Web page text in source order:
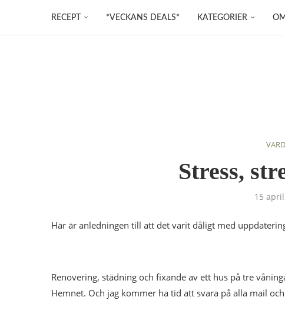
RECEPT *VECKANS DEALS* KATEGORIER
Stress,
15
Här är anledningen till att det varit dåligt med
Renovering, städning och fixande av ett hus på tre
Hemnet. Och jag kommer ha tid att svara på alla mail